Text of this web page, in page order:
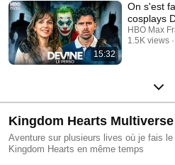
15:32
On s'est
cosplays
HBO Max
1.5K views
Kingdom Hearts Multiverse
Aventure sur plusieurs lives où je fais
Kingdom Hearts en même temps